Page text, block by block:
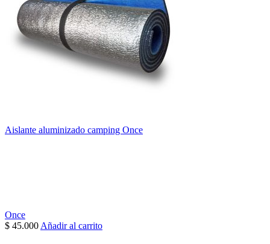
Aislante aluminizado camping Once
Once
$ 45.000 Añadir al carrito